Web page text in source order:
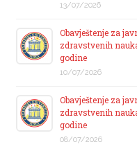
13/07/2026
Obavještenje za
zdravstvenih
godine
10/07/2026
Obavještenje za
zdravstvenih
godine
08/07/2026